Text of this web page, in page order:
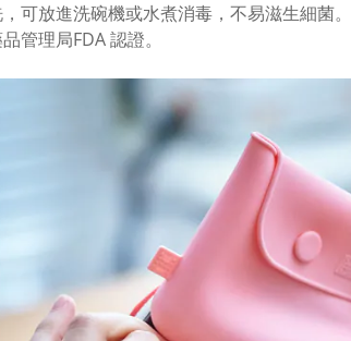
可放進洗碗機或水煮消毒，不易滋生細菌。
管理局FDA 認證。